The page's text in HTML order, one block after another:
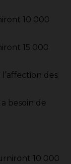
10 000
15 000
des
besoin de
10 000